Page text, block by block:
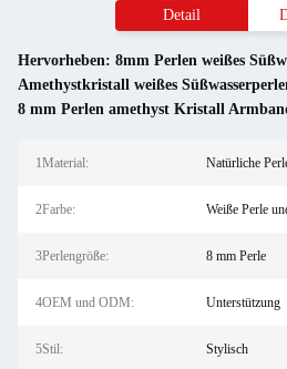
Detail
Hervorheben: 8mm Perlen weißes
Amethystkristall weißes
8 mm Perlen amethyst Kristall
1Material: Natürliche
2Farbe: Weiße Perle
3Perlengröße: 8 mm Perle
4OEM und ODM: Unterstützung
5Stil: Stylisch